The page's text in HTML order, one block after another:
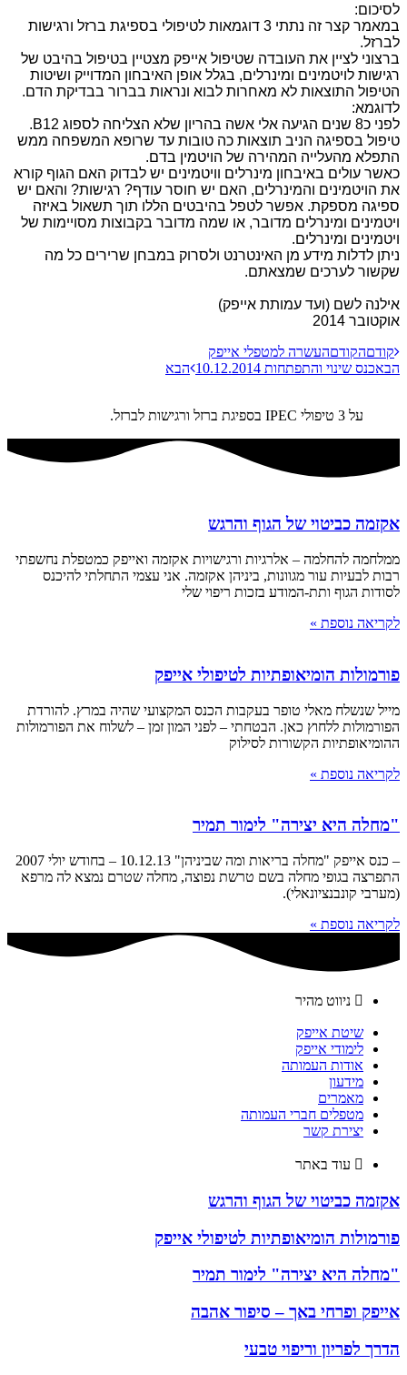
לסיכום:
במאמר קצר זה נתתי 3 דוגמאות לטיפולי בספיגת ברזל ורגישות
לברזל.
ברצוני לציין את העובדה שטיפול אייפק מצטיין בטיפול בהיבט של
רגישות לויטמינים ומינרלים, בגלל אופן האיבחון המדוייק ושיטות
הטיפול התוצאות לא מאחרות לבוא ונראות בברור בבדיקת הדם.
לדוגמא:
לפני כ8 שנים הגיעה אלי אשה בהריון שלא הצליחה לספוג B12.
טיפול בספיגה הניב תוצאות כה טובות עד שרופא המשפחה ממש
התפלא מהעלייה המהירה של הויטמין בדם.
כאשר עולים באיבחון מינרלים וויטמינים יש לבדוק האם הגוף קורא
את הויטמינים והמינרלים, האם יש חוסר עודף? רגישות? והאם יש
ספיגה מספקת. אפשר לטפל בהיבטים הללו תוך תשאול באיזה
ויטמינים ומינרלים מדובר, או שמה מדובר בקבוצות מסויימות של
ויטמינים ומינרלים.
ניתן לדלות מידע מן האינטרנט ולסרוק במבחן שרירים כל מה
שקשור לערכים שמצאתם.
אילנה לשם (ועד עמותת אייפק)
אוקטובר 2014
קודםהקודםהעשרה למטפלי אייפק
הבאכנס שינוי והתפתחות 10.12.2014 הבא
על 3 טיפולי IPEC בספיגת ברזל ורגישות לברזל.
אקזמה כביטוי של הגוף והרגש
ממלחמה להחלמה – אלרגיות ורגישויות אקזמה ואייפק כמטפלת נחשפתי
רבות לבעיות עור מגוונות, ביניהן אקזמה. אני עצמי התחלתי להיכנס
לסודות הגוף ותת-המודע בזכות ריפוי שלי
לקריאה נוספת »
פורמולות הומיאופתיות לטיפולי אייפק
מייל שנשלח מאלי טופר בעקבות הכנס המקצועי שהיה במרץ. להורדת
הפורמולות ללחוץ כאן. הבטחתי – לפני המון זמן – לשלוח את הפורמולות
ההומיאופתיות הקשורות לסילוק
לקריאה נוספת »
"מחלה היא יצירה" לימור תמיר
– כנס אייפק "מחלה בריאות ומה שביניהן" 10.12.13 – בחודש יולי 2007
התפרצה בגופי מחלה בשם טרשת נפוצה, מחלה שטרם נמצא לה מרפא
(מערבי קונבנציונאלי).
לקריאה נוספת »
ניווט מהיר
שיטת אייפק
לימודי אייפק
אודות העמותה
מידעון
מאמרים
מטפלים חברי העמותה
יצירת קשר
עוד באתר
אקזמה כביטוי של הגוף והרגש
פורמולות הומיאופתיות לטיפולי אייפק
"מחלה היא יצירה" לימור תמיר
אייפק ופרחי באך – סיפור אהבה
הדרך לפריון וריפוי טבעי